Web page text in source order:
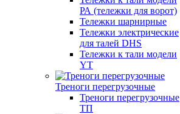
РА (тележки для ворот)
Тележки шарнирные
Тележки электрические
для талей DHS
Тележки к тали модели
YT
Треноги перегрузочные
Треноги перегрузочные
ТП